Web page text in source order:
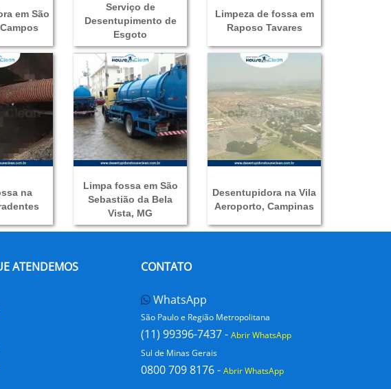
DESENTUPIDORA
em São
Serviço de
Desentupimento de
Esgoto
Limpeza de fossa em
Raposo Tavares
na
Limpa fossa em São
Sebastião da Bela
Vista, MG
Desentupidora na Vila
Aeroporto, Campinas
ATENDEMOS
CONTATO
WhatsApp
São Paulo e Região Metropolitana
(11) 99396-7437 - Abrir WhatsApp
Sul de Minas Gerais
0800 709 8176 - Abrir WhatsApp